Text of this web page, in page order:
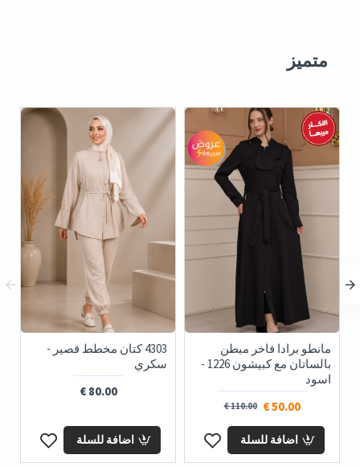
متميز
مانطو برادا فاخر مبطن
بالساتان مع كبيشون 1226 -
اسود
50.00 €
110.00 €
اضافة للسلة
4303 كتان مخطط قصير -
سكري
80.00 €
اضافة للسلة